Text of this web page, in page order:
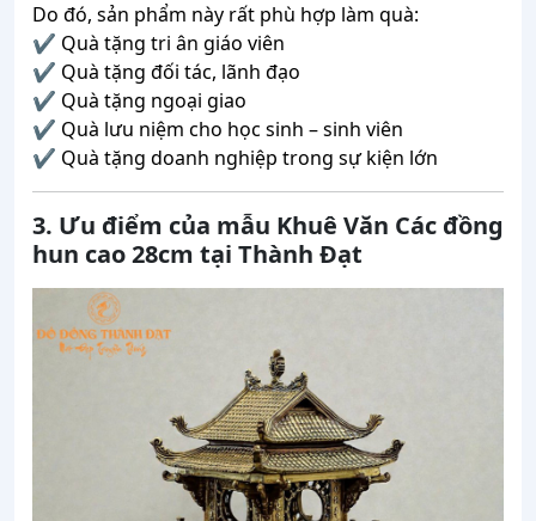
Do đó, sản phẩm này rất phù hợp làm quà:
✔ Quà tặng tri ân giáo viên
✔ Quà tặng đối tác, lãnh đạo
✔ Quà tặng ngoại giao
✔ Quà lưu niệm cho học sinh – sinh viên
✔ Quà tặng doanh nghiệp trong sự kiện lớn
3. Ưu điểm của mẫu Khuê Văn Các đồng
hun cao 28cm tại Thành Đạt